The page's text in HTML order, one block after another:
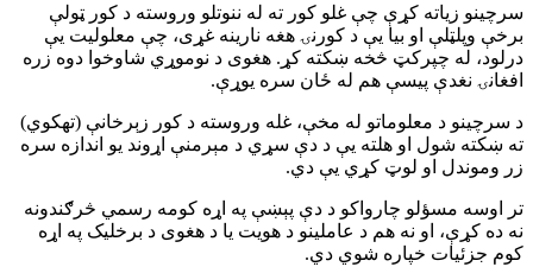
سرچینو زیاته کړې چې غلو کور ته له ننوتلو وروسته د کور ټولې
برخې وپلټلې او بیا یې د کورنۍ هغه نارینه غړی، چې معلولیت یې
درلود، له چپرکټ څخه ښکته کړ. هغوی د نوموړي شاوخوا دوه زره
افغانۍ نغدې پیسې هم له ځان سره یوړې.
د سرچینو د معلوماتو له مخې، غله وروسته د کور زېرخانې (تهکوي)
ته ښکته شول او هلته یې د دې سړي د مېرمنې اړوند یو اندازه سره
زر وموندل او لوټ کړي یې دي.
تر اوسه مسؤلو چارواکو د دې پېښې په اړه کومه رسمي څرګندونه
نه ده کړې، او نه هم د عاملینو د هویت یا د هغوی د برخلیک په اړه
کوم جزئیات خپاره شوي دي.